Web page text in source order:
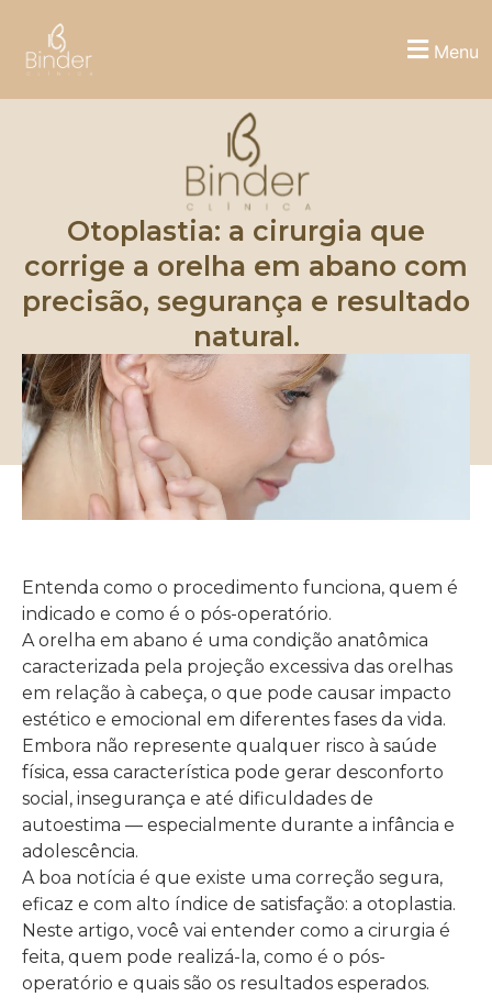
Menu
Otoplastia: a cirurgia que
corrige a orelha em abano com
precisão, segurança e resultado
natural.
Entenda como o procedimento funciona, quem é
indicado e como é o pós-operatório.
A orelha em abano é uma condição anatômica
caracterizada pela projeção excessiva das orelhas
em relação à cabeça, o que pode causar impacto
estético e emocional em diferentes fases da vida.
Embora não represente qualquer risco à saúde
física, essa característica pode gerar desconforto
social, insegurança e até dificuldades de
autoestima — especialmente durante a infância e
adolescência.
A boa notícia é que existe uma correção segura,
eficaz e com alto índice de satisfação: a otoplastia.
Neste artigo, você vai entender como a cirurgia é
feita, quem pode realizá-la, como é o pós-
operatório e quais são os resultados esperados.